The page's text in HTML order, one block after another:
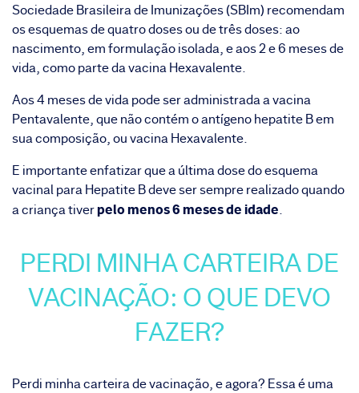
Sociedade Brasileira de Imunizações (SBIm) recomendam
os esquemas de quatro doses ou de três doses: ao
nascimento, em formulação isolada, e aos 2 e 6 meses de
vida, como parte da vacina Hexavalente.
Aos 4 meses de vida pode ser administrada a vacina
Pentavalente, que não contém o antígeno hepatite B em
sua composição, ou vacina Hexavalente.
E importante enfatizar que a última dose do esquema
vacinal para Hepatite B deve ser sempre realizado quando
a criança tiverpelo menos 6 meses de idade.
PERDI MINHA CARTEIRA DE
VACINAÇÃO: O QUE DEVO
FAZER?
Perdi minha carteira de vacinação, e agora? Essa é uma